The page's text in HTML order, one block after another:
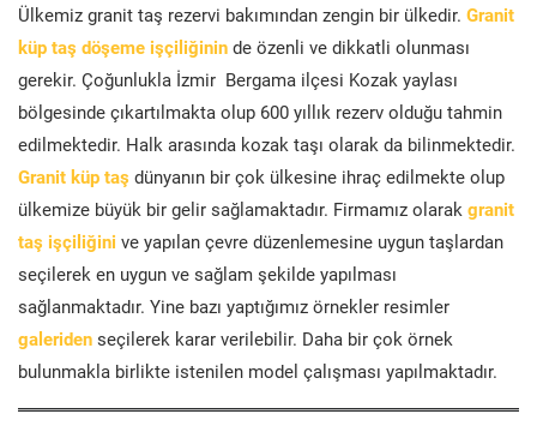
Ülkemiz granit taş rezervi bakımından zengin bir ülkedir. Granit
küp taş döşeme işçiliğinin de özenli ve dikkatli olunması
gerekir. Çoğunlukla İzmir Bergama ilçesi Kozak yaylası
bölgesinde çıkartılmakta olup 600 yıllık rezerv olduğu tahmin
edilmektedir. Halk arasında kozak taşı olarak da bilinmektedir.
Granit küp taş dünyanın bir çok ülkesine ihraç edilmekte olup
ülkemize büyük bir gelir sağlamaktadır. Firmamız olarak granit
taş işçiliğini ve yapılan çevre düzenlemesine uygun taşlardan
seçilerek en uygun ve sağlam şekilde yapılması
sağlanmaktadır. Yine bazı yaptığımız örnekler resimler
galeriden seçilerek karar verilebilir. Daha bir çok örnek
bulunmakla birlikte istenilen model çalışması yapılmaktadır.